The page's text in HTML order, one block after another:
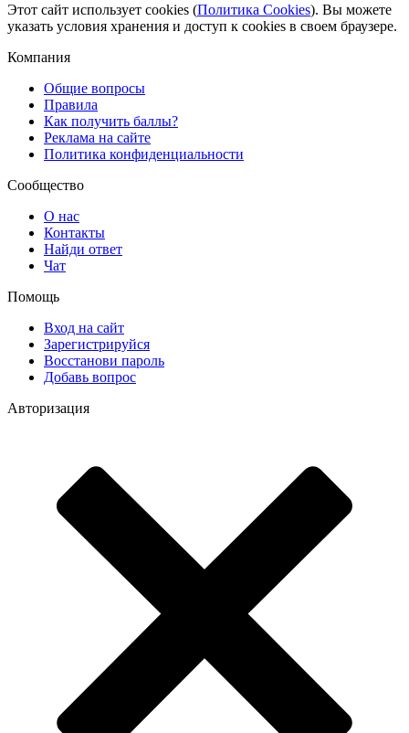
Этот сайт использует cookies (Политика Cookies). Вы можете
указать условия хранения и доступ к cookies в своем браузере.
Компания
Общие вопросы
Правила
Как получить баллы?
Реклама на сайте
Политика конфиденциальности
Сообщество
О нас
Контакты
Найди ответ
Чат
Помощь
Вход на сайт
Зарегистрируйся
Восстанови пароль
Добавь вопрос
Авторизация